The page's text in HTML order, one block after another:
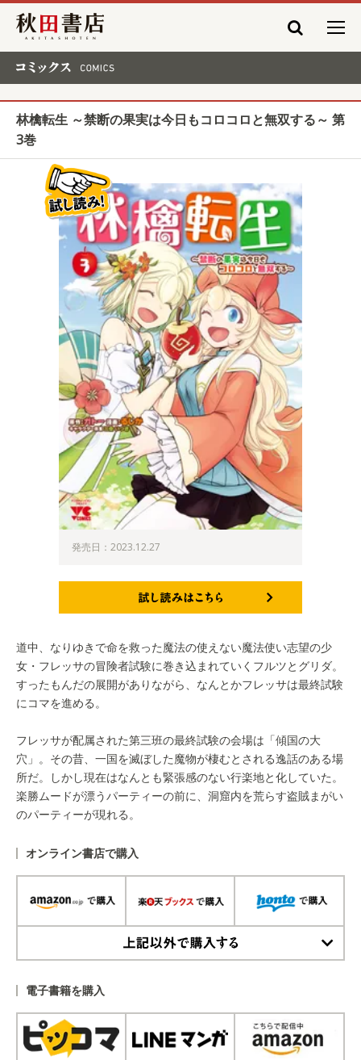
秋田書店
林檎転生 ～禁断の果実は今日もコロコロと無双する～ 第
3巻
発売日：2023.12.27
道中、なりゆきで命を救った魔法の使えない魔法使い志望の少
女・フレッサの冒険者試験に巻き込まれていくフルツとグリダ。
すったもんだの展開がありながら、なんとかフレッサは最終試験
にコマを進める。
フレッサが配属された第三班の最終試験の会場は「傾国の大
穴」。その昔、一国を滅ぼした魔物が棲むとされる逸話のある場
所だ。しかし現在はなんとも緊張感のない行楽地と化していた。
楽勝ムードが漂うパーティーの前に、洞窟内を荒らす盗賊まがい
のパーティーが現れる。
オンライン書店で購入
電子書籍を購入